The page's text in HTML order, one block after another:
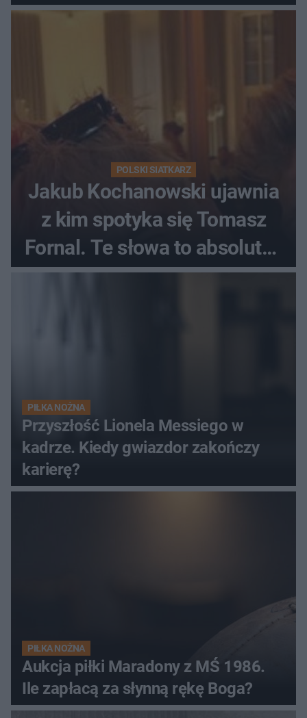
Ekstraklasy?
POLSKI SIATKARZ
Jakub Kochanowski ujawnia
z kim spotyka się Tomasz
Fornal. Te słowa to absolutny
hit
PIŁKA NOŻNA
Przyszłość Lionela Messiego w
kadrze. Kiedy gwiazdor zakończy
karierę?
PIŁKA NOŻNA
Aukcja piłki Maradony z MŚ 1986.
Ile zapłacą za słynną rękę Boga?